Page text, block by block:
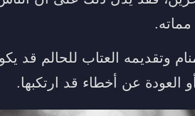
وتقديمه العتاب للحالم قد
العودة عن أخطاء قد ارتكبها.